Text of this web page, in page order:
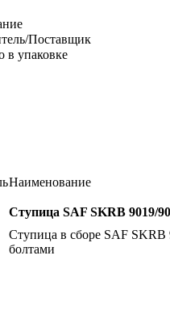
Поставщик
в упаковке
Наименование
Ступица SAF SKRB 9019/
Ступица в сборе SAF SKRB
болтами